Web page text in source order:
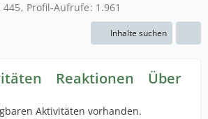
445 Profil-Aufrufe 1.961
Inhalte suchen
Reaktionen Über
Aktivitäten vorhanden.